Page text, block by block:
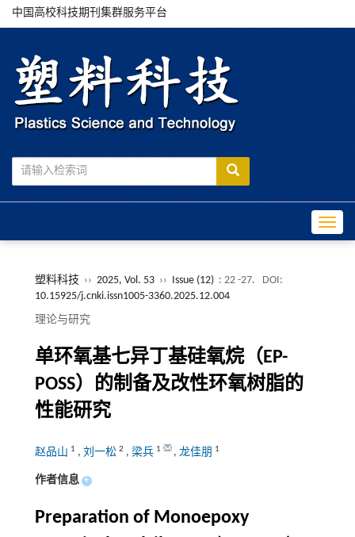
中国高校科技期刊集群服务平台
塑料科技 ›› 2025, Vol. 53 ›› Issue (12) : 22 -27.
DOI:
10.15925/j.cnki.issn1005-3360.2025.12.004
理论与研究
单环氧基七异丁基硅氧烷（EP-
POSS）的制备及改性环氧树脂的
性能研究
赵品山 1 , 刘一松 2 , 梁兵 1 , 龙佳朋 1
作者信息 +
Preparation of Monoepoxy